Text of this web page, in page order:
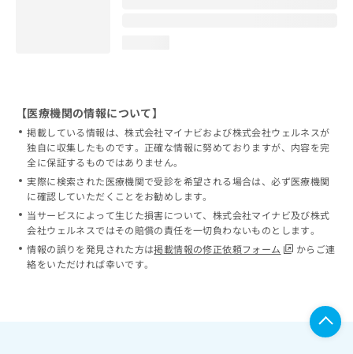
【医療機関の情報について】
掲載している情報は、株式会社マイナビおよび株式会社ウェルネスが
独自に収集したものです。正確な情報に努めておりますが、内容を完
全に保証するものではありません。
実際に検索された医療機関で受診を希望される場合は、必ず医療機関
に確認していただくことをお勧めします。
当サービスによって生じた損害について、株式会社マイナビ及び株式
会社ウェルネスではその賠償の責任を一切負わないものとします。
情報の誤りを発見された方は掲載情報の修正依頼フォーム
からご連
絡をいただければ幸いです。